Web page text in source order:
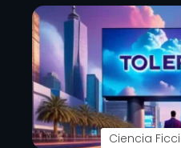
Ciencia